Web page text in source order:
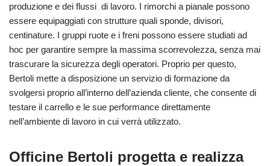
produzione e dei flussi di lavoro. I rimorchi a pianale possono
essere equipaggiati con strutture quali sponde, divisori,
centinature. I gruppi ruote e i freni possono essere studiati ad
hoc per garantire sempre la massima scorrevolezza, senza mai
trascurare la sicurezza degli operatori. Proprio per questo,
Bertoli mette a disposizione un servizio di formazione da
svolgersi proprio all’interno dell’azienda cliente, che consente di
testare il carrello e le sue performance direttamente
nell’ambiente di lavoro in cui verrà utilizzato.
Officine Bertoli progetta e realizza